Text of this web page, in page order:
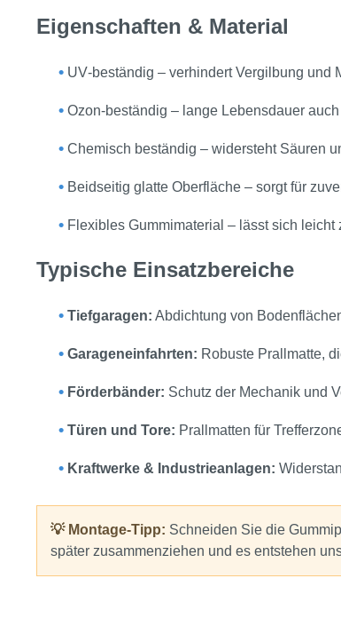
Eigenschaften & Material
• UV‑beständig – verhindert Vergilbung
• Ozon‑beständig – lange Lebensdauer
• Chemisch beständig – widersteht Säuren
• Beidseitig glatte Oberfläche – sorgt für
• Flexibles Gummimaterial – lässt sich
Typische Einsatzbereiche
• Tiefgaragen: Abdichtung von
• Garageneinfahrten: Robuste Prallmatte,
• Förderbänder: Schutz der Mechanik und
• Türen und Tore: Prallmatten für
• Kraftwerke & Industrieanlagen:
💡 Montage-Tipp: Schneiden Sie die
später zusammenziehen und es entstehen